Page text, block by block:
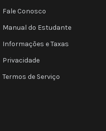
Fale Conosco
Manual do Estudante
Informações e Taxas
Privacidade
Termos de Serviço